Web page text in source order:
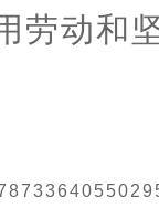
劳动和